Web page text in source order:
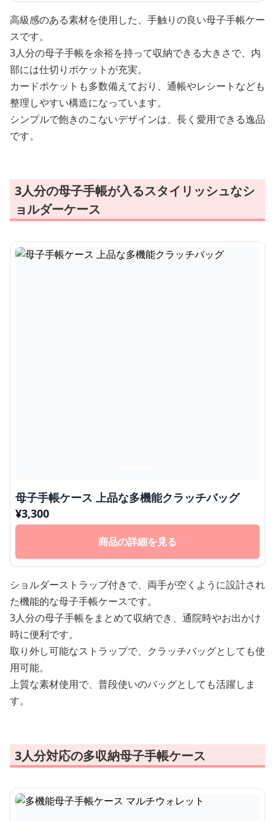
高級感のある素材を使用した、手触りの良い母子手帳ケー
スです。
3人分の母子手帳を余裕を持って収納できる大きさで、内
部には仕切りポケットが充実。
カードポケットも多数備えており、通帳やレシートなども
整理しやすい構造になっています。
シンプルで飽きのこないデザインは、長く愛用できる逸品
です。
3人分の母子手帳が入るスタイリッシュなシ
ョルダーケース
母子手帳ケース 上品な多機能クラッチバッグ
¥3,300
商品の詳細を見る
ショルダーストラップ付きで、両手が空くように設計され
た機能的な母子手帳ケースです。
3人分の母子手帳をまとめて収納でき、通院時やお出かけ
時に便利です。
取り外し可能なストラップで、クラッチバッグとしても使
用可能。
上質な素材使用で、普段使いのバッグとしても活躍しま
す。
3人分対応の多収納母子手帳ケース